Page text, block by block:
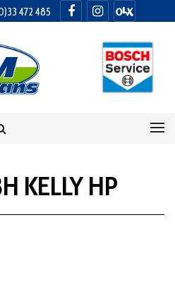
472 485
KELLY HP